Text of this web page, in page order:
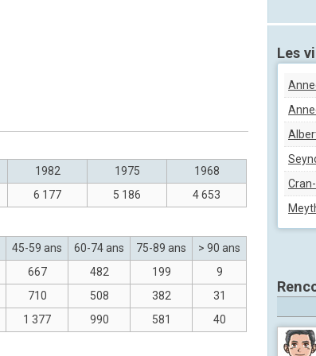
1982 1975
1968
6 177 5 186 4 653
45-59 ans 60-74 ans 75-89 ans
> 90 ans
667 482 199
9
710 508 382
31
1 377 990 581 40
Les